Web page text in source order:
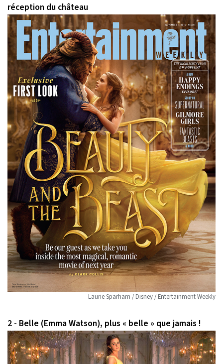
réception du château
Laurie Sparham / Disney / Entertainment Weekly
2 - Belle (Emma Watson), plus « belle » que jamais !